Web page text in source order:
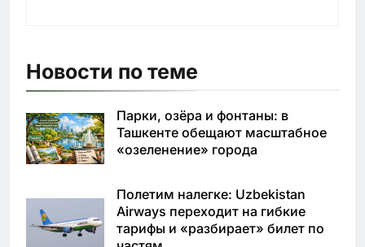
Новости по теме
Парки, озёра и фонтаны: в
Ташкенте обещают масштабное
«озеленение» города
Полетим налегке: Uzbekistan
Airways переходит на гибкие
тарифы и «разбирает» билет по